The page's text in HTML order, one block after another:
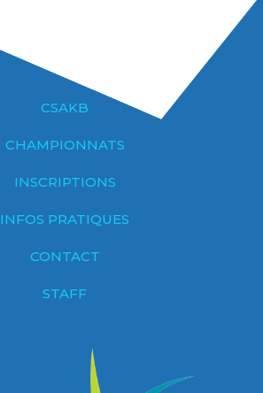
CSAKB
CHAMPIONNATS
INSCRIPTIONS
INFOS PRATIQUES
CONTACT
STAFF